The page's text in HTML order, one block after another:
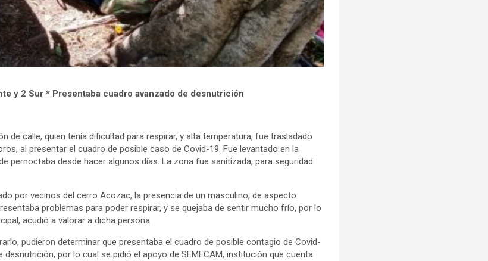
y 2 Sur * Presentaba cuadro avanzado de desnutrición
de calle, quien tenía dificultad para respirar, y alta temperatura, fue trasladado
al presentar el cuadro de posible caso de Covid-19. Fue levantado en la
pernoctaba desde hacer algunos días. La zona fue sanitizada, para seguridad
por vecinos del cerro Acozac, la presencia de un masculino, de aspecto
problemas para poder respirar, y se quejaba de sentir mucho frío, por lo
acudió a valorar a dicha persona.
pudieron determinar que presentaba el cuadro de posible contagio de Covid-
desnutrición, por lo cual se pidió el apoyo de SEMECAM, institución que cuenta